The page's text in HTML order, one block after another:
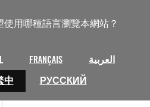
使用哪種語言瀏覽本網站？
FRANÇAIS
العربية
中 РУССКИЙ